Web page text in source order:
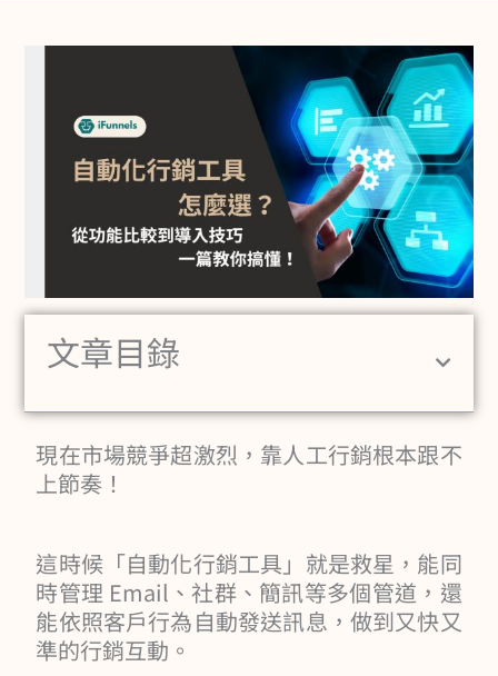
文章目錄
現在市場競爭超激烈，靠人工行銷根本跟不
上節奏！
這時候「自動化行銷工具」就是救星，能同
時管理 Email、社群、簡訊等多個管道，還
能依照客戶行為自動發送訊息，做到又快又
準的行銷互動。